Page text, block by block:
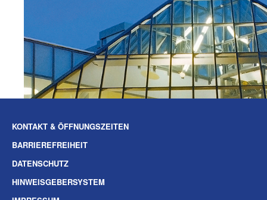
KONTAKT & ÖFFNUNGSZEITEN
BARRIEREFREIHEIT
DATENSCHUTZ
HINWEISGEBERSYSTEM